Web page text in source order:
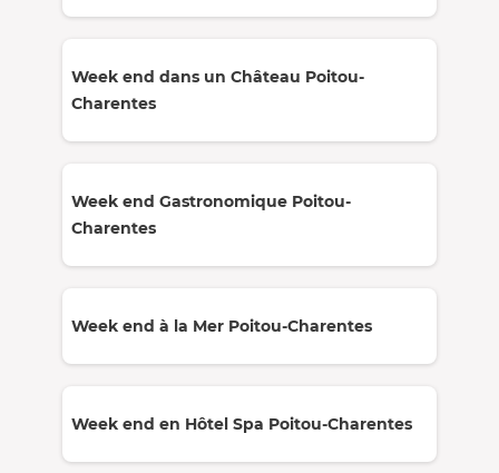
Week end dans un Château Poitou-
Charentes
Week end Gastronomique Poitou-
Charentes
Week end à la Mer Poitou-Charentes
Week end en Hôtel Spa Poitou-Charentes